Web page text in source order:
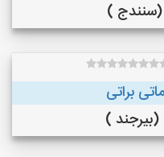
براتی